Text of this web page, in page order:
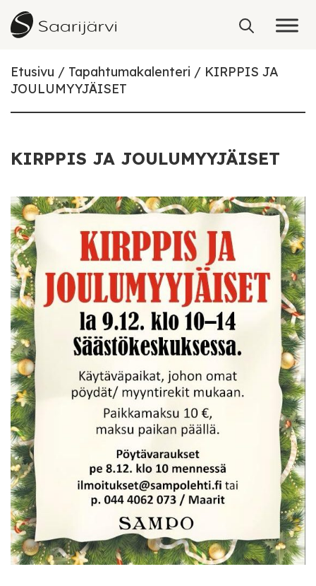
Skip to content
Etusivu Tapahtumakalenteri
KIRPPIS JA
JOULUMYYJÄISET
KIRPPIS JA JOULUMYYJÄISET